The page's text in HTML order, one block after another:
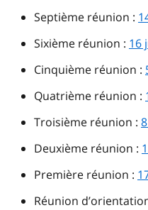
Septième réunion :
Sixième réunion : 16
Cinquième réunion :
Quatrième réunion :
Troisième réunion :
Deuxième réunion :
Première réunion :
Réunion